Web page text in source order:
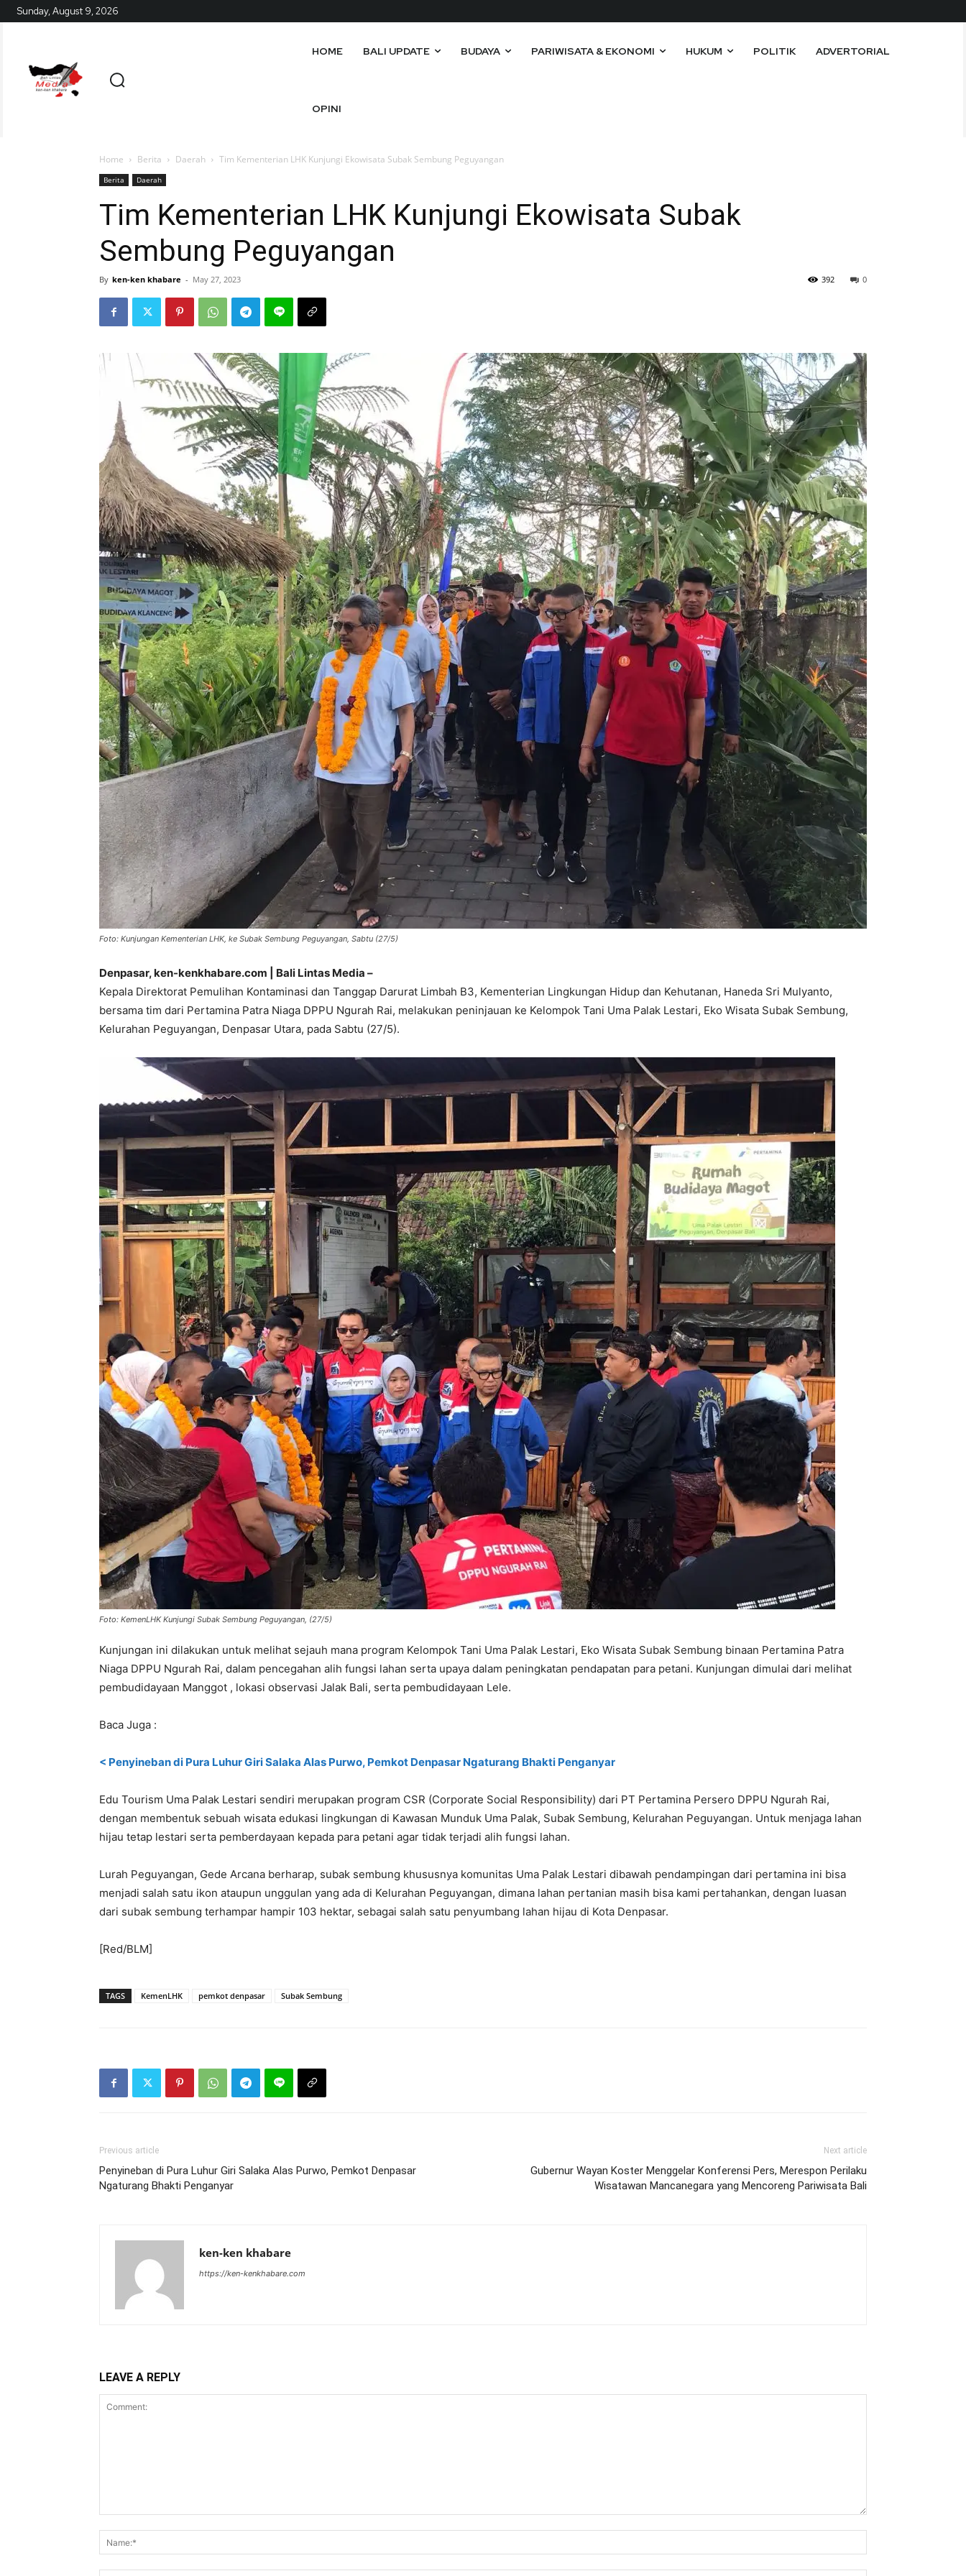
Sunday, August 9, 2026
HOME BALI UPDATE BUDAYA PARIWISATA & EKONOMI HUKUM POLITIK ADVERTORIAL
OPINI
Home Berita Daerah Tim Kementerian LHK Kunjungi Ekowisata Subak Sembung Peguyangan
Berita Daerah
Tim Kementerian LHK Kunjungi Ekowisata Subak
Sembung Peguyangan
By ken-ken khabare - May 27, 2023 0
392
Foto: Kunjungan Kementerian LHK, ke Subak Sembung Peguyangan, Sabtu (27/5)
Denpasar, ken-kenkhabare.com | Bali Lintas Media –
Kepala Direktorat Pemulihan Kontaminasi dan Tanggap Darurat Limbah B3, Kementerian Lingkungan Hidup dan Kehutanan, Haneda Sri Mulyanto,
bersama tim dari Pertamina Patra Niaga DPPU Ngurah Rai, melakukan peninjauan ke Kelompok Tani Uma Palak Lestari, Eko Wisata Subak Sembung,
Kelurahan Peguyangan, Denpasar Utara, pada Sabtu (27/5).
Foto: KemenLHK Kunjungi Subak Sembung Peguyangan, (27/5)
Kunjungan ini dilakukan untuk melihat sejauh mana program Kelompok Tani Uma Palak Lestari, Eko Wisata Subak Sembung binaan Pertamina Patra
Niaga DPPU Ngurah Rai, dalam pencegahan alih fungsi lahan serta upaya dalam peningkatan pendapatan para petani. Kunjungan dimulai dari melihat
pembudidayaan Manggot , lokasi observasi Jalak Bali, serta pembudidayaan Lele.
Baca Juga :
< Penyineban di Pura Luhur Giri Salaka Alas Purwo, Pemkot Denpasar Ngaturang Bhakti Penganyar
Edu Tourism Uma Palak Lestari sendiri merupakan program CSR (Corporate Social Responsibility) dari PT Pertamina Persero DPPU Ngurah Rai,
dengan membentuk sebuah wisata edukasi lingkungan di Kawasan Munduk Uma Palak, Subak Sembung, Kelurahan Peguyangan. Untuk menjaga lahan
hijau tetap lestari serta pemberdayaan kepada para petani agar tidak terjadi alih fungsi lahan.
Lurah Peguyangan, Gede Arcana berharap, subak sembung khususnya komunitas Uma Palak Lestari dibawah pendampingan dari pertamina ini bisa
menjadi salah satu ikon ataupun unggulan yang ada di Kelurahan Peguyangan, dimana lahan pertanian masih bisa kami pertahankan, dengan luasan
dari subak sembung terhampar hampir 103 hektar, sebagai salah satu penyumbang lahan hijau di Kota Denpasar.
[Red/BLM]
TAGS KemenLHK pemkot denpasar Subak Sembung
Previous article
Penyineban di Pura Luhur Giri Salaka Alas Purwo, Pemkot Denpasar
Ngaturang Bhakti Penganyar
Next article
Gubernur Wayan Koster Menggelar Konferensi Pers, Merespon Perilaku
Wisatawan Mancanegara yang Mencoreng Pariwisata Bali
ken-ken khabare
https://ken-kenkhabare.com
LEAVE A REPLY